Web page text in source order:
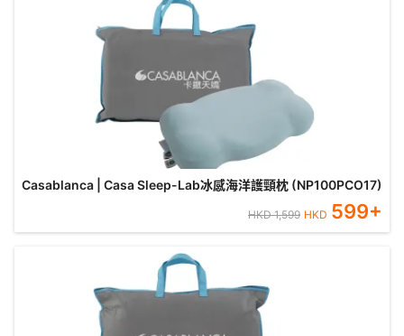
Casablanca | Casa Sleep-Lab冰感海洋護頸枕 (NP100PCO17)
HKD1,599 HKD 599+